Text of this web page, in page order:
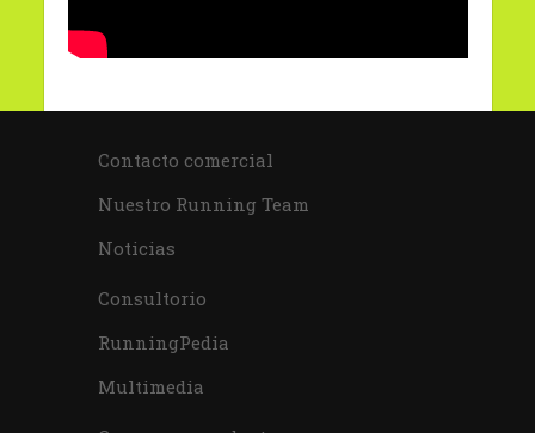
Contacto comercial
Nuestro Running Team
Noticias
Consultorio
RunningPedia
Multimedia